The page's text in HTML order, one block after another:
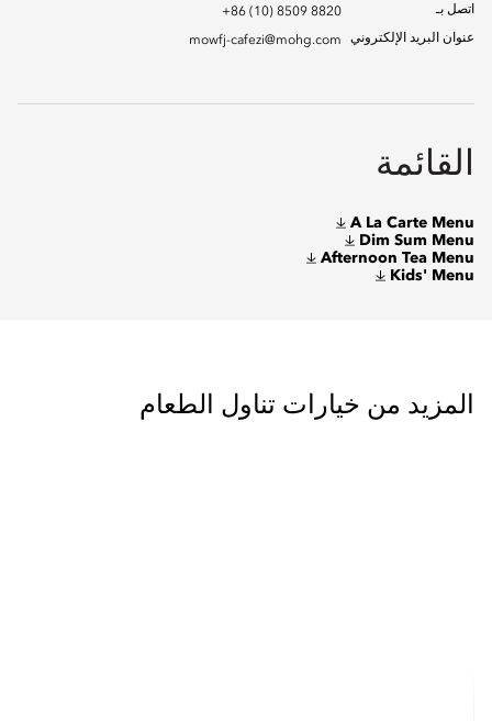
اتصل بـ
+86 (10) 8509 8820
عنوان البريد الإلكتروني
mowfj-cafezi@mohg.com
القائمة
A La Carte Menu
Dim Sum Menu
Afternoon Tea Menu
Kids' Menu
المزيد من خيارات تناول الطعام